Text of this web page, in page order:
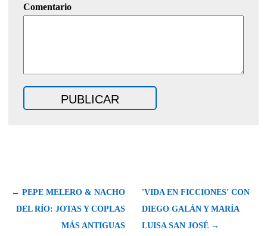
Comentario
← PEPE MELERO & NACHO
DEL RÍO: JOTAS Y COPLAS
MÁS ANTIGUAS
'VIDA EN FICCIONES' CON
DIEGO GALÁN Y MARÍA
LUISA SAN JOSÉ →